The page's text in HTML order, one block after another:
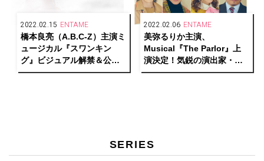
2022.02.15 ENTAME
橋本良亮（A.B.C-Z）主演ミ
ュージカル『スワンキン
グ』ビジュアル解禁＆公演
詳細決定！
2022.02.06 ENTAME
美弥るりか主演、
Musical『The Parlor』上
演決定！気鋭の演出家・小
林香が手掛けるゲームチェ
SERIES